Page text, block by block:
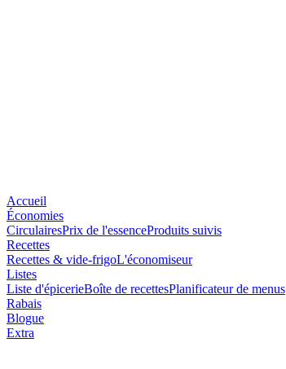
Accueil
Économies
CirculairesPrix de l'essenceProduits suivis
Recettes
Recettes & vide-frigoL'économiseur
Listes
Liste d'épicerieBoîte de recettesPlanificateur de menus
Rabais
Blogue
Extra